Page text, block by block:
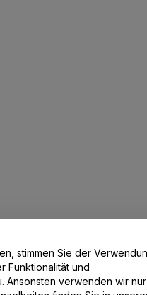
stimmen Sie der
Funktionalität und